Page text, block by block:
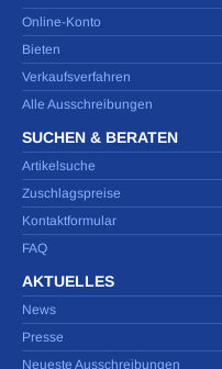
Online-Konto
Bieten
Verkaufsverfahren
Alle Ausschreibungen
SUCHEN & BERATEN
Artikelsuche
Zuschlagspreise
Kontaktformular
FAQ
AKTUELLES
News
Presse
Neueste Ausschreibungen